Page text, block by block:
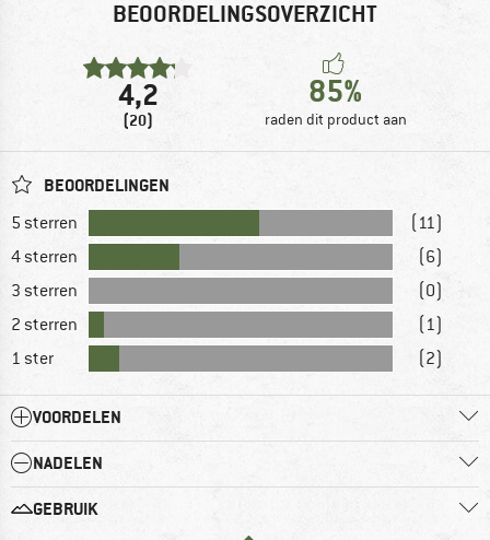
BEOORDELINGSOVERZICHT
4,2
(20)
85%
raden dit product aan
BEOORDELINGEN
5 sterren
(11)
4 sterren
(6)
3 sterren
(0)
2 sterren
(1)
1 ster
(2)
VOORDELEN
NADELEN
GEBRUIK